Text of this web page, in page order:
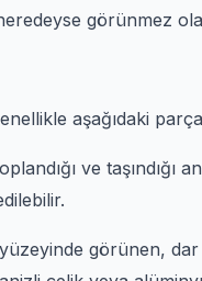
görünmez
aşağıdaki
ve
görünen,